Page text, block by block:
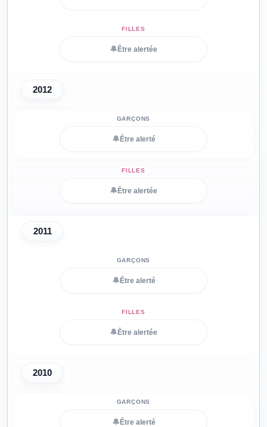
🔔 Être alertée
2012
🔔 Être alerté
🔔 Être alertée
2011
🔔 Être alerté
🔔 Être alertée
2010
🔔 Être alerté